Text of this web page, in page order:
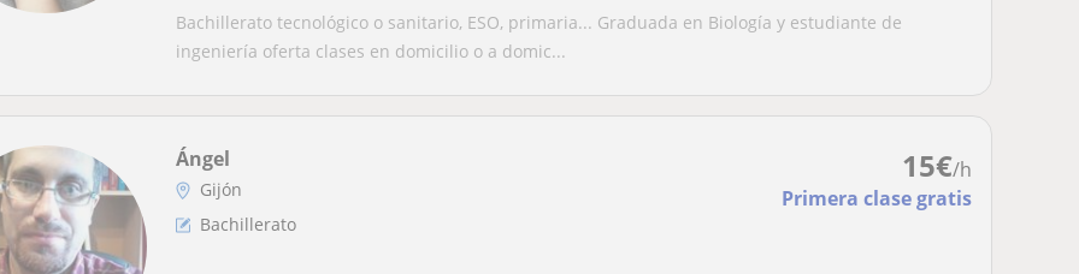
Bachillerato tecnológico o sanitario, ESO, primaria... Graduada en Biología y estudiante de
ingeniería oferta clases en domicilio o a domic...
15€/h
Primera clase gratis
Ángel
Gijón
Bachillerato